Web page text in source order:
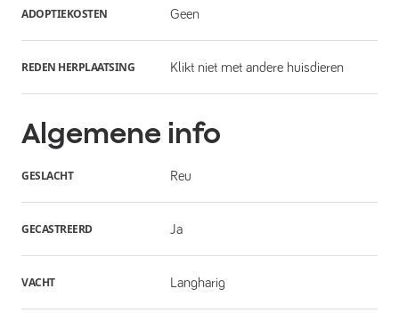
ADOPTIEKOSTEN Geen
REDEN HERPLAATSING Klikt niet met andere huisdieren
Algemene info
GESLACHT Reu
GECASTREERD Ja
VACHT Langharig